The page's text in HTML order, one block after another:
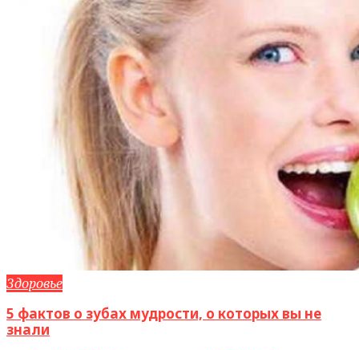
Здоровье
5 фактов о зубах мудрости, о которых вы не
знали